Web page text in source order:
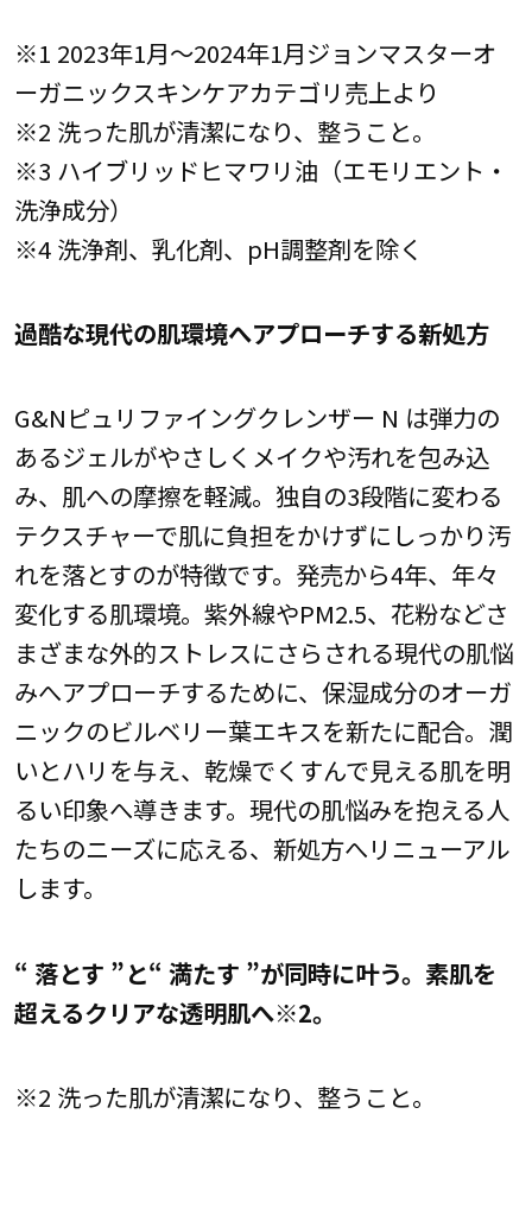
※1 2023年1月～2024年1月ジョンマスターオ
ーガニックスキンケアカテゴリ売上より
※2 洗った肌が清潔になり、整うこと。
※3 ハイブリッドヒマワリ油（エモリエント・
洗浄成分）
※4 洗浄剤、乳化剤、pH調整剤を除く
過酷な現代の肌環境へアプローチする新処方
G&Nピュリファイングクレンザー N は弾力の
あるジェルがやさしくメイクや汚れを包み込
み、肌への摩擦を軽減。独自の3段階に変わる
テクスチャーで肌に負担をかけずにしっかり汚
れを落とすのが特徴です。発売から4年、年々
変化する肌環境。紫外線やPM2.5、花粉などさ
まざまな外的ストレスにさらされる現代の肌悩
みへアプローチするために、保湿成分のオーガ
ニックのビルベリー葉エキスを新たに配合。潤
いとハリを与え、乾燥でくすんで見える肌を明
るい印象へ導きます。現代の肌悩みを抱える人
たちのニーズに応える、新処方へリニューアル
します。
“ 落とす ”と“ 満たす ”が同時に叶う。素肌を
超えるクリアな透明肌へ※2。
※2 洗った肌が清潔になり、整うこと。